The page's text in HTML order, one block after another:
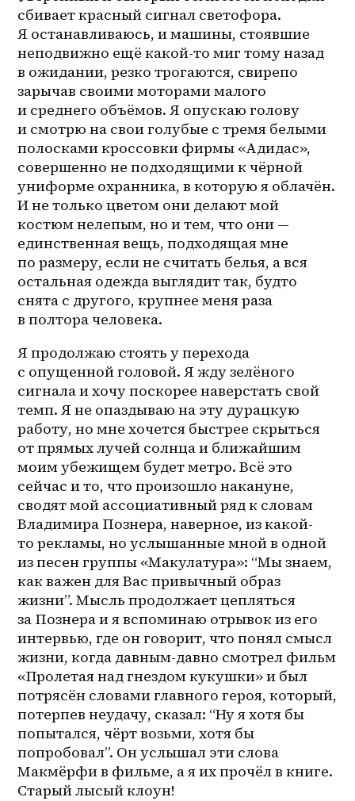
сбивает красный сигнал светофора.
Я останавливаюсь, и машины, стоявшие
неподвижно ещё какой-то миг тому назад
в ожидании, резко трогаются, свирепо
зарычав своими моторами малого
и среднего объёмов. Я опускаю голову
и смотрю на свои голубые с тремя белыми
полосками кроссовки фирмы «Адидас»,
совершенно не подходящими к чёрной
униформе охранника, в которую я облачён.
И не только цветом они делают мой
костюм нелепым, но и тем, что они —
единственная вещь, подходящая мне
по размеру, если не считать белья, а вся
остальная одежда выглядит так, будто
снята с другого, крупнее меня раза
в полтора человека.
Я продолжаю стоять у перехода
с опущенной головой. Я жду зелёного
сигнала и хочу поскорее наверстать свой
темп. Я не опаздываю на эту дурацкую
работу, но мне хочется быстрее скрыться
от прямых лучей солнца и ближайшим
моим убежищем будет метро. Всё это
сейчас и то, что произошло накануне,
сводят мой ассоциативный ряд к словам
Владимира Познера, наверное, из какой-
то рекламы, но услышанные мной в одной
из песен группы «Макулатура»: “Мы знаем,
как важен для Вас привычный образ
жизни”. Мысль продолжает цепляться
за Познера и я вспоминаю отрывок из его
интервью, где он говорит, что понял смысл
жизни, когда давным-давно смотрел фильм
«Пролетая над гнездом кукушки» и был
потрясён словами главного героя, который,
потерпев неудачу, сказал: “Ну я хотя бы
попытался, чёрт возьми, хотя бы
попробовал”. Он услышал эти слова
Макмёрфи в фильме, а я их прочёл в книге.
Старый лысый клоун!